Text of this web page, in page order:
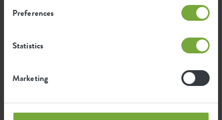
Preferences
Statistics
Marketing